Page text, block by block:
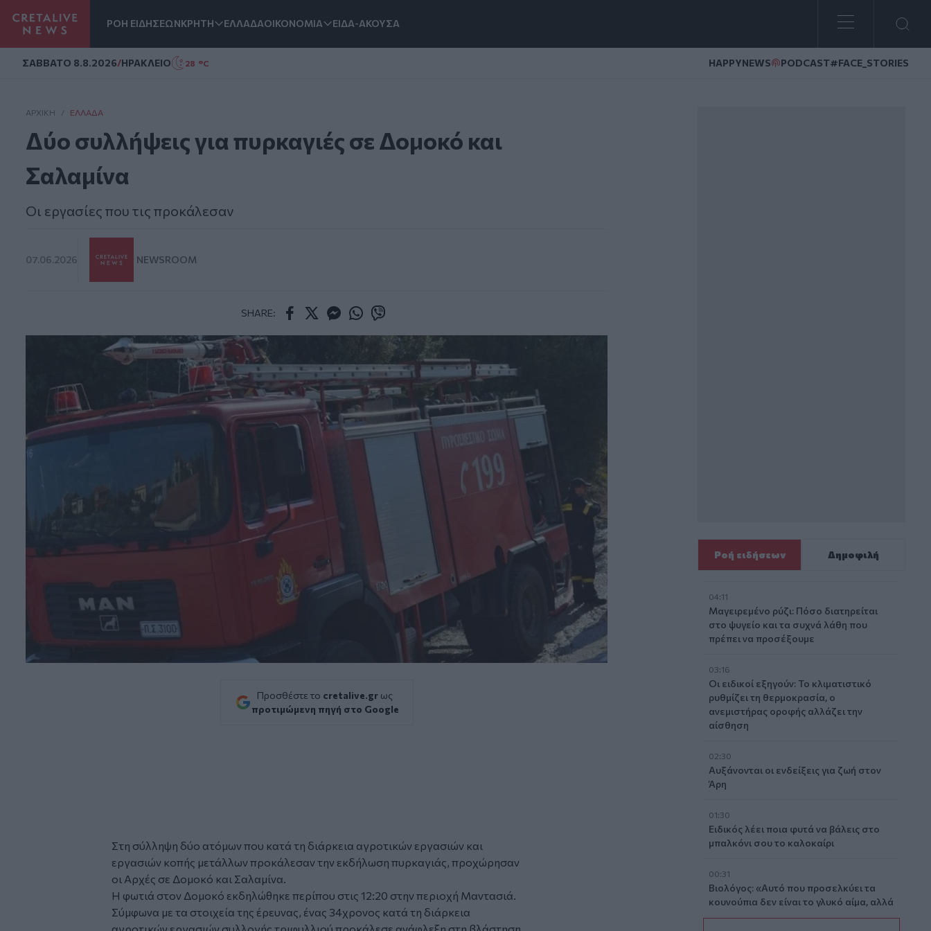
ΡΟΗ ΕΙΔΗΣΕΩΝΚΡΗΤΗ ΕΛΛΑΔΑΟΙΚΟΝΟΜΙΑ ΕΙΔΑ-ΑΚΟΥΣΑ
ΣAΒΒΑΤΟ 8.8.2026/ΗΡΑΚΛΕΙΟ 28 °C HAPPYNEWS PODCAST#FACE_STORIES
ΑΡΧΙΚΗ / ΕΛΛΆΔΑ
Δύο συλλήψεις για πυρκαγιές σε Δομοκό και
Σαλαμίνα
Οι εργασίες που τις προκάλεσαν
07.06.2026 NEWSROOM
SHARE:
Προσθέστε το cretalive.gr ως
προτιμώμενη πηγή στο Google
Στη σύλληψη δύο ατόμων που κατά τη διάρκεια αγροτικών εργασιών και
εργασιών κοπής μετάλλων προκάλεσαν την εκδήλωση πυρκαγιάς, προχώρησαν
οι Αρχές σε Δομοκό και Σαλαμίνα.
Η φωτιά στον Δομοκό εκδηλώθηκε περίπου στις 12:20 στην περιοχή Μαντασιά.
Σύμφωνα με τα στοιχεία της έρευνας, ένας 34χρονος κατά τη διάρκεια
Ροή ειδήσεων Δημοφιλή
04:11
Μαγειρεμένο ρύζι: Πόσο διατηρείται
στο ψυγείο και τα συχνά λάθη που
πρέπει να προσέξουμε
03:16
Οι ειδικοί εξηγούν: Το κλιματιστικό
ρυθμίζει τη θερμοκρασία, ο
ανεμιστήρας οροφής αλλάζει την
αίσθηση
02:30
Αυξάνονται οι ενδείξεις για ζωή στον
Άρη
01:30
Ειδικός λέει ποια φυτά να βάλεις στο
μπαλκόνι σου το καλοκαίρι
00:31
Βιολόγος: «Αυτό που προσελκύει τα
κουνούπια δεν είναι το γλυκό αίμα, αλλά
οι χημικές ενώσεις που εκπέμπουμε»